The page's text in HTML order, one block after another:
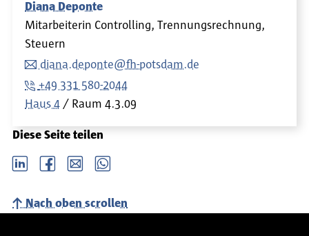
Diana Deponte
Mitarbeiterin Controlling, Trennungsrechnung,
Steuern
diana.deponte@fh-potsdam.de
+49 331 580-2044
Haus 4
Raum 4.3.09
Diese Seite teilen
LinkedIn Facebook email Whatsapp
Nach oben scrollen